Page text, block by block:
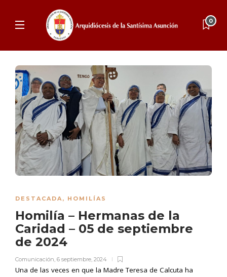
0
DESTACADA, HOMILÍAS
Homilía – Hermanas de la
Caridad – 05 de septiembre
de 2024
Comunicación, 6 septiembre, 2024
Una de las veces en que la Madre Teresa de Calcuta ha